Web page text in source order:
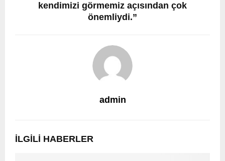
kendimizi görmemiz açısından çok
önemliydi.”
admin
İLGILI HABERLER